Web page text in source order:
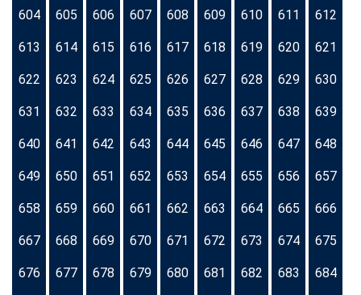
604 605 606 607 608 609 610 611 612
613 614 615 616 617 618 619 620 621
622 623 624 625 626 627 628 629 630
631 632 633 634 635 636 637 638 639
640 641 642 643 644 645 646 647 648
649 650 651 652 653 654 655 656 657
658 659 660 661 662 663 664 665 666
667 668 669 670 671 672 673 674 675
676 677 678 679 680 681 682 683 684